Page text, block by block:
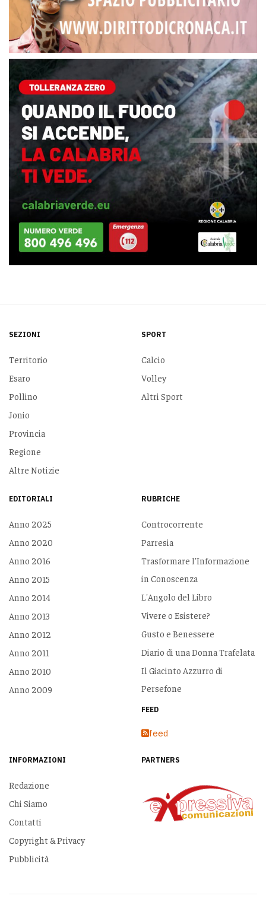
SEZIONI
Territorio
Esaro
Pollino
Jonio
Provincia
Regione
Altre Notizie
SPORT
Calcio
Volley
Altri Sport
EDITORIALI
Anno 2025
Anno 2020
Anno 2016
Anno 2015
Anno 2014
Anno 2013
Anno 2012
Anno 2011
Anno 2010
Anno 2009
RUBRICHE
Controcorrente
Parresia
Trasformare l'Informazione
in Conoscenza
L'Angolo del Libro
Vivere o Esistere?
Gusto e Benessere
Diario di una Donna Trafelata
Il Giacinto Azzurro di
Persefone
FEED
feed
INFORMAZIONI
Redazione
Chi Siamo
Contatti
Copyright & Privacy
Pubblicità
PARTNERS